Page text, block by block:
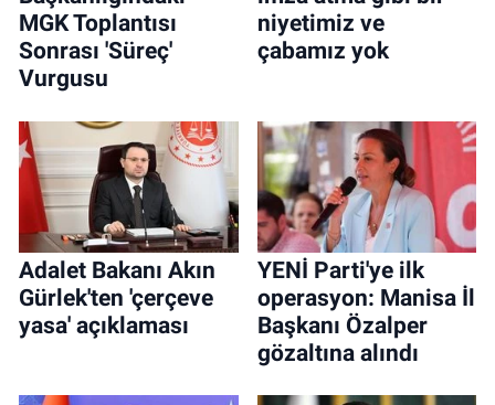
MGK Toplantısı
Sonrası 'Süreç'
Vurgusu
niyetimiz ve
çabamız yok
Adalet Bakanı Akın
Gürlek'ten 'çerçeve
yasa' açıklaması
YENİ Parti'ye ilk
operasyon: Manisa İl
Başkanı Özalper
gözaltına alındı